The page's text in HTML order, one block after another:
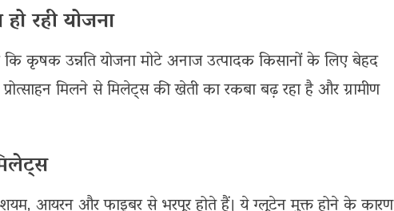
रही योजना
कृषक उन्नति योजना मोटे अनाज उत्पादक किसानों के लिए बेहद
मिलने से मिलेट्स की खेती का रकबा बढ़ रहा है और ग्रामीण